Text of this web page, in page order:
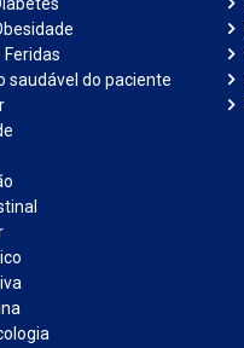
saudável do paciente